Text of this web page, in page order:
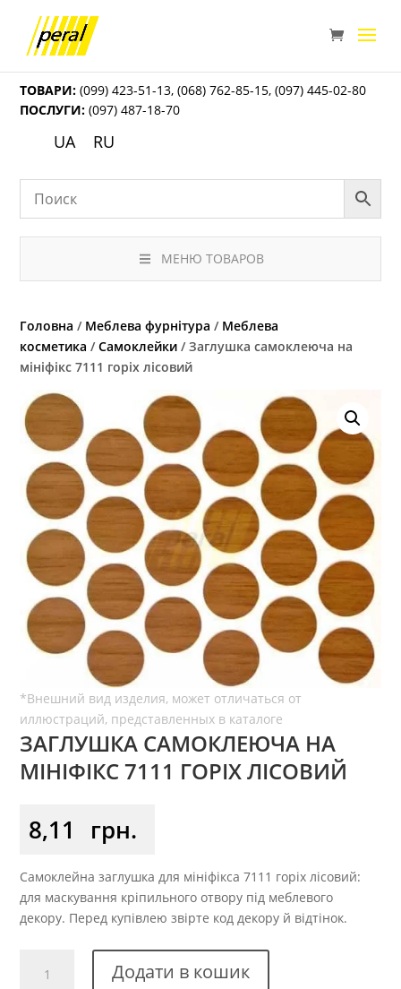
ТОВАРИ: (099) 423-51-13,(068) 762-85-15,(097) 445-02-80
ПОСЛУГИ: (097) 487-18-70
UA RU
МЕНЮ ТОВАРОВ
Головна / Меблева фурнітура / Меблева
косметика /Самоклейки / Заглушка самоклеюча на
мініфікс 7111 горіх лісовий
ЗАГЛУШКА САМОКЛЕЮЧА НА
МІНІФІКС 7111 ГОРІХ ЛІСОВИЙ
8,11 грн.
Самоклейна заглушка для мініфікса 7111 горіх лісовий:
для маскування кріпильного отвору під меблевого
декору. Перед купівлею звірте код декору й відтінок.
самоклеюча
Додати в кошик